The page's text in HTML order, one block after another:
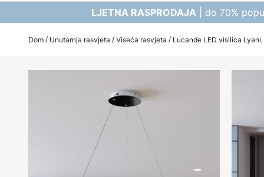
LJETNA RASPRODAJA | do 70%
Dom Unutarnja rasvjeta Viseća rasvjeta Lucande LED visilica